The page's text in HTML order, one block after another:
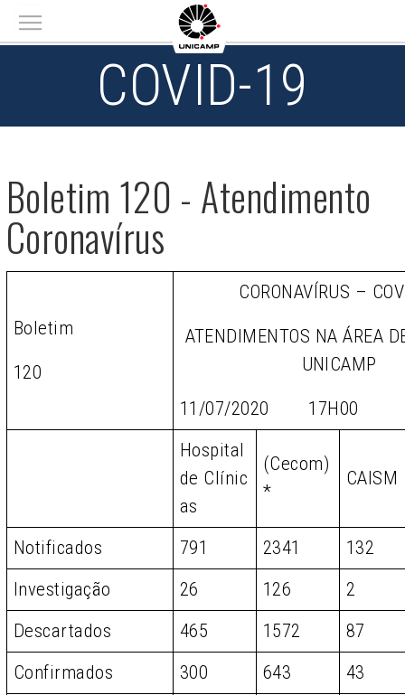
Main menu
COVID-19
Boletim 120 - Atendimento
Coronavírus
Boletim
120
CORONAVÍRUS –
ATENDIMENTOS NA ÁREA
UNICAMP
11/07/2020 17H00
Hospital
de Clínic
as
(Cecom)
*
CAISM
Notificados 791 2341
132
Investigação
26 126
2
Descartados
465 1572
87
Confirmados
300 643
43